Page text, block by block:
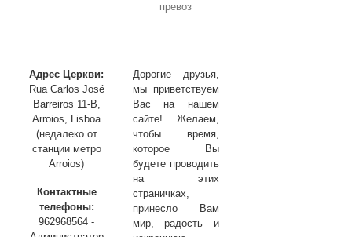
превозносится»
Адрес Церкви:
Rua Carlos José
Barreiros 11-B,
Arroios, Lisboa
(недалеко от
станции метро
Arroios)
Контактные
телефоны:
962968564 -
Дорогие друзья,
мы приветствуем
Вас на нашем
сайте! Желаем,
чтобы время,
которое Вы
будете проводить
на этих
страничках,
принесло Вам
мир, радость и